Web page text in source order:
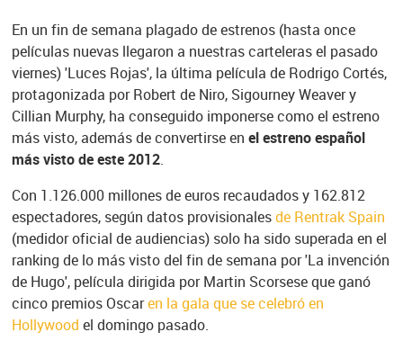
En un fin de semana plagado de estrenos (hasta once
películas nuevas llegaron a nuestras carteleras el pasado
viernes) 'Luces Rojas', la última película de Rodrigo Cortés,
protagonizada por Robert de Niro, Sigourney Weaver y
Cillian Murphy, ha conseguido imponerse como el estreno
más visto, además de convertirse en el estreno español
más visto de este 2012.
Con 1.126.000 millones de euros recaudados y 162.812
espectadores, según datos provisionalesde Rentrak Spain
(medidor oficial de audiencias) solo ha sido superada en el
ranking de lo más visto del fin de semana por 'La invención
de Hugo', película dirigida por Martin Scorsese que ganó
cinco premios Oscaren la gala que se celebró en
Hollywood el domingo pasado.